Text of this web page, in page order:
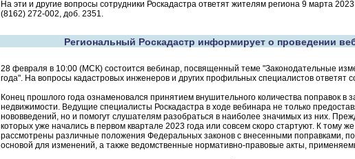
На эти и другие вопросы сотрудники Роскадастра ответят жителям региона 9 марта
(8162) 272-002, доб. 2351.
Региональный Роскадастр информирует о проведении
28 февраля в 10:00 (МСК) состоится вебинар, посвященный теме "Законодательные
года". На вопросы кадастровых инженеров и других профильных специалистов ответят
Конец прошлого года ознаменовался принятием внушительного количества поправок в
недвижимости. Ведущие специалисты Роскадастра в ходе вебинара не только
нововведений, но и помогут слушателям разобраться в наиболее значимых из них.
которых уже начались в первом квартале 2023 года или совсем скоро стартуют. К тому
рассмотрены различные положения Федеральных законов с внесенными поправками,
основой для изменений, а также ведомственные нормативно-правовые акты,